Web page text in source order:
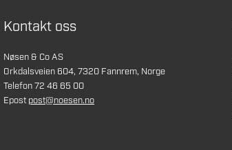
Kontakt oss
Nøsen & Co AS
Orkdalsveien 604, 7320 Fannrem, Norge
Telefon 72 46 65 00
Epost post@noesen.no